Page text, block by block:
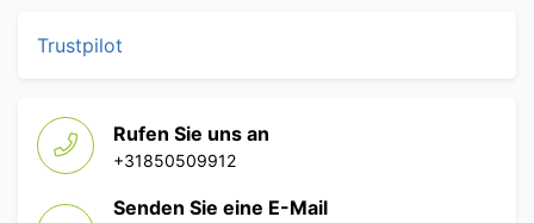
Trustpilot
Rufen Sie uns an
+31850509912
Senden Sie eine E-Mail